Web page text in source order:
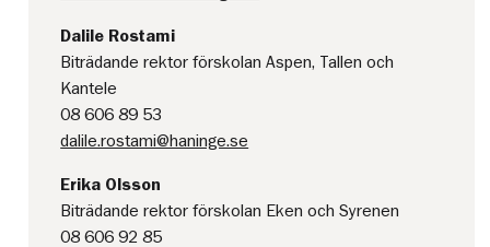
Dalile Rostami
Biträdande rektor förskolan Aspen, Tallen och
Kantele
08 606 89 53
dalile.rostami@haninge.se
Erika Olsson
Biträdande rektor förskolan Eken och Syrenen
08 606 92 85